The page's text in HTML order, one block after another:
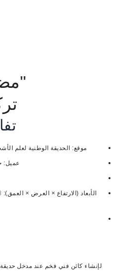
موقع: الحديقة الوطنية لعلم
عميل:
الأبعاد (الارتفاع × العرض × العمق):